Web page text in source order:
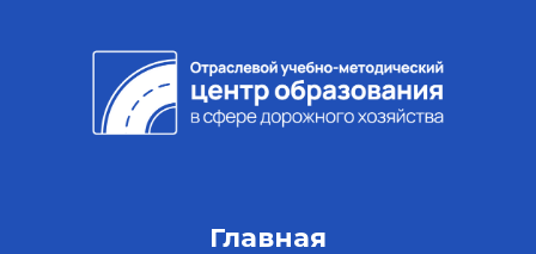
Главная